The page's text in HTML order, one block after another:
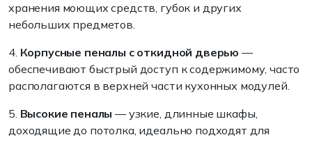
хранения моющих средств, губок и других
небольших предметов.
4. Корпусные пеналы с откидной дверью —
обеспечивают быстрый доступ к содержимому, часто
располагаются в верхней части кухонных модулей.
5. Высокие пеналы — узкие, длинные шкафы,
доходящие до потолка, идеально подходят для